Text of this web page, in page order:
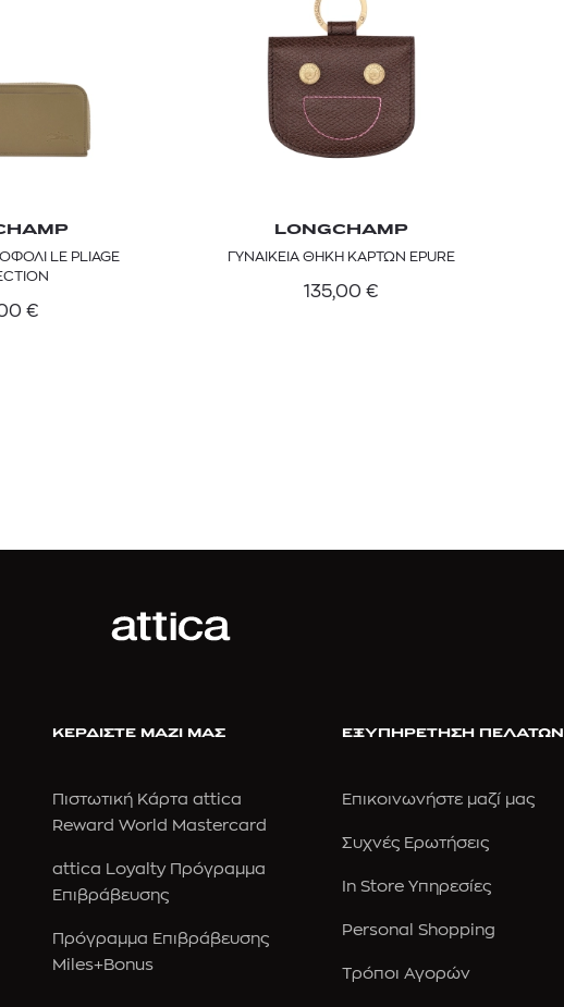
LE PLIAGE
€
LONGCHAMP
ΓΥΝΑΙΚΕΙΑ ΘΗΚΗ ΚΑΡΤΩΝ EPURE
135,00 €
ΚΕΡΔΙΣΤΕ ΜΑΖΙ ΜΑΣ
Πιστωτική Κάρτα attica
Reward World Mastercard
attica Loyalty Πρόγραμμα
Επιβράβευσης
Πρόγραμμα Επιβράβευσης
Miles+Bonus
ΕΞΥΠΗΡΕΤΗΣΗ ΠΕΛΑΤΩΝ
Επικοινωνήστε μαζί μας
Συχνές Ερωτήσεις
In Store Υπηρεσίες
Personal Shopping
Τρόποι Αγορών